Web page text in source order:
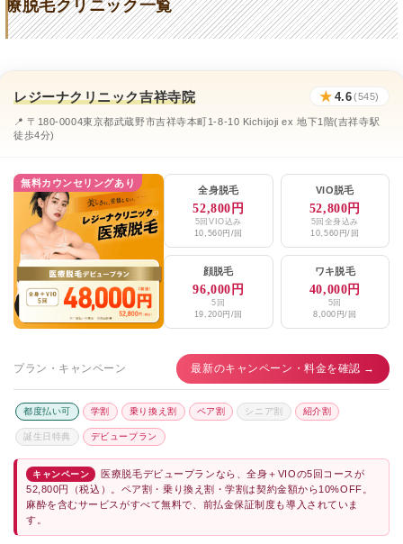
レジーナクリニックオム吉祥寺院 ★4.6 / 5（544件）
メンズリゼ立川院 ★4.3 / 5（108件）
療脱毛クリニック一覧
レジーナクリニック吉祥寺院 ★ 4.6(545)
📍 〒180-0004東京都武蔵野市吉祥寺本町1-8-10 Kichijoji ex 地下1階(吉祥寺駅
徒歩4分)
無料カウンセリングあり
全身脱毛
52,800円
5回VIO込み
10,560円/回
VIO脱毛
52,800円
5回全身込み
10,560円/回
顔脱毛
96,000円
5回
19,200円/回
ワキ脱毛
40,000円
5回
8,000円/回
プラン・キャンペーン 最新のキャンペーン・料金を確認 →
都度払い可 学割 乗り換え割 ペア割 シニア割 紹介割
誕生日特典 デビュープラン
キャンペーン
医療脱毛デビュープランなら、全身＋VIOの5回コースが
52,800円（税込）。ペア割・乗り換え割・学割は契約金額から10%OFF。
麻酔を含むサービスがすべて無料で、前払金保証制度も導入されていま
す。